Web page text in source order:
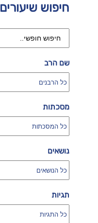
חיפוש שיעורים
שם הרב
מסכתות
נושאים
תגיות